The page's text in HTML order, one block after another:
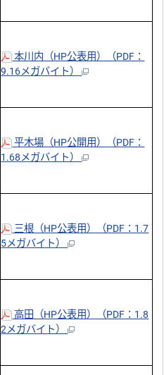
本川内（HP公表用）（PDF：
9.16メガバイト）
平木場（HP公開用）（PDF：
1.68メガバイト）
三根（HP公表用）（PDF：1.7
5メガバイト）
高田（HP公表用）（PDF：1.8
2メガバイト）